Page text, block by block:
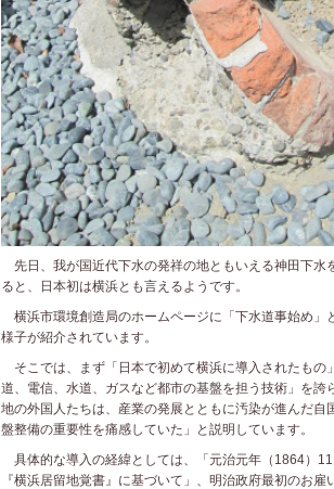
先日、我が国近代下水の発祥の地ともいえる神田下水
ると、日本初は横浜とも言えるようです。
横浜市環境創造局のホームページに「下水道事始め」
様子が紹介されています。
そこでは、まず「日本で初めて横浜に導入されたもの
道、電信、水道、ガスなど都市の基盤を担う技術」を誇
地の外国人たちは、産業の発展とともに汚染が進んだ
盤整備の重要性を痛感していた」と説明しています。
具体的な導入の経緯としては、「元治元年（1864）
『横浜居留地覚書』に基づいて」、明治政府最初のお